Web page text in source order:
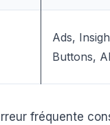
Ads,
Buttons,
fréquente